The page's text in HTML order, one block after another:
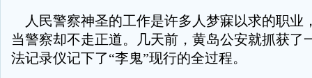
人民警察神圣的工作是许多人梦寐以求的职业
当警察却不走正道。几天前，黄岛公安就抓获了
法记录仪记下了“李鬼”现行的全过程。